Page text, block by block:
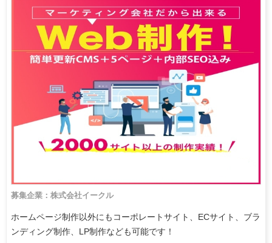
募集企業：株式会社イークル
ホームページ制作以外にもコーポレートサイト、ECサイト、ブラ
ンディング制作、LP制作なども可能です！